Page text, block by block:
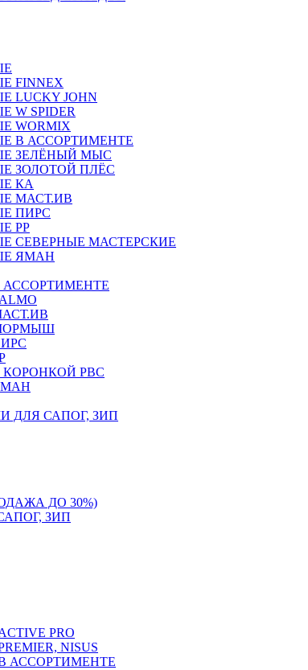
FINNEX
JOHN
SPIDER
В АССОРТИМЕНТЕ
ЗЕЛЁНЫЙ МЫС
ЗОЛОТОЙ ПЛЁС
КА
МАСТ.ИВ
ПИРС
РР
СЕВЕРНЫЕ МАСТЕРСКИЕ
ЯМАН
РВС
ДЛЯ САПОГ, ЗИП
ДО 30%)
ЗИП
PRO
NISUS
АССОРТИМЕНТЕ